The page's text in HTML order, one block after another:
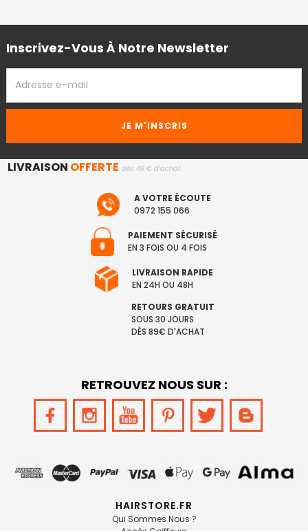
Inscrivez-Vous À Notre Newsletter
EMAIL
LIVRAISON OFFERTE dès 49 € d'achat
A VOTRE ÉCOUTE
0972 155 066
PAIEMENT SÉCURISÉ
EN 3 FOIS OU 4 FOIS
LIVRAISON RAPIDE
EN 24H OU 48H
RETOURS GRATUIT
SOUS 30 JOURS
DÈS 89€ D'ACHAT
RETROUVEZ NOUS SUR :
HAIRSTORE.FR
Qui Sommes Nous ?